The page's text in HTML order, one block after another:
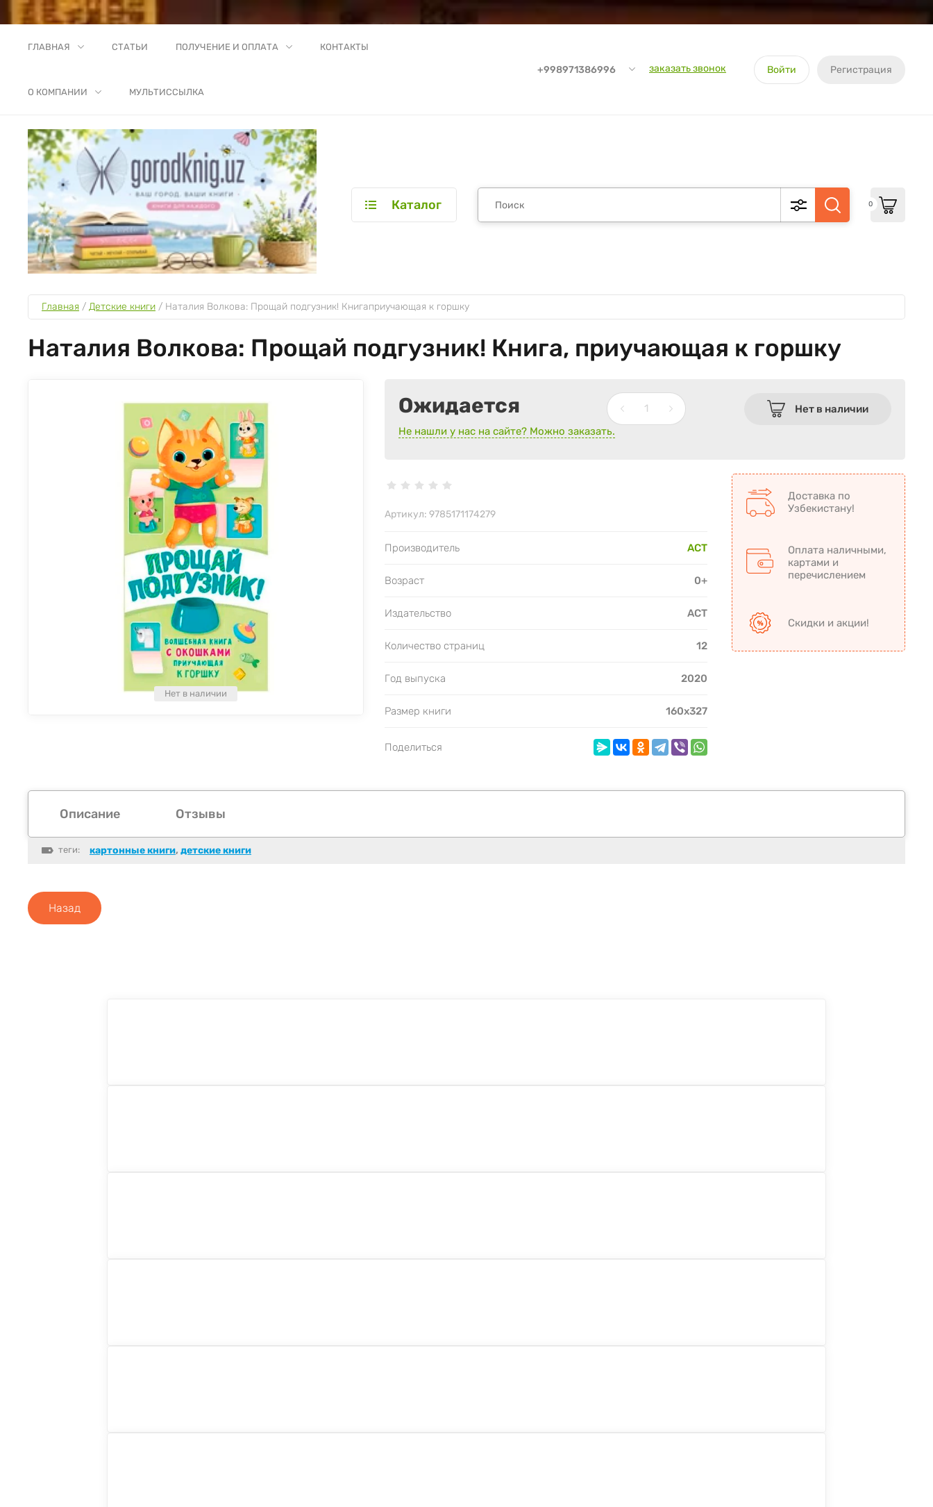
ГЛАВНАЯ СТАТЬИ ПОЛУЧЕНИЕ И ОПЛАТА КОНТАКТЫ
О КОМПАНИИ МУЛЬТИССЫЛКА
+998971386996 заказать звонок Войти Регистрация
Каталог 0
Главная / Детские книги / Наталия Волкова: Прощай подгузник! Книгаприучающая к горшку
Наталия Волкова: Прощай подгузник! Книга, приучающая к горшку
Нет в наличии
Ожидается
Нет в наличии
Не нашли у нас на сайте? Можно заказать.
Артикул: 9785171174279
Производитель АСТ
Возраст 0+
Издательство АСТ
Количество страниц 12
Год выпуска 2020
Размер книги 160х327
Поделиться
Доставка по
Узбекистану!
Оплата наличными,
картами и
перечислением
Скидки и акции!
Описание Отзывы
теги: картонные книги, детские книги
Назад